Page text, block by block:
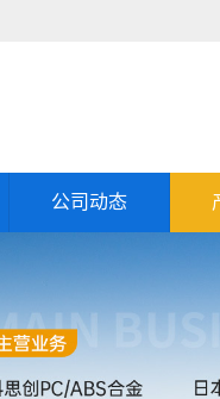
公司动态